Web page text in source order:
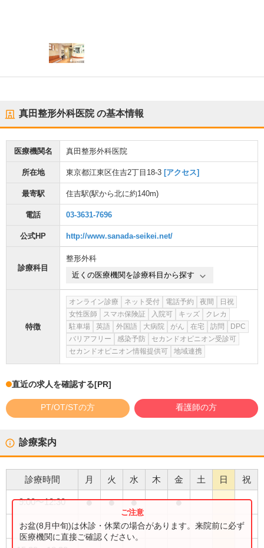
真田整形外科医院の基本情報
医療機関名 真田整形外科医院
所在地 東京都江東区住吉2丁目18-3 [アクセス]
最寄駅 住吉駅(駅から北に約140m)
電話 03-3631-7696
公式HP http://www.sanada-seikei.net/
診療科目
整形外科
近くの医療機関を診療科目から探す
特徴
オンライン診療 ネット受付 電話予約 夜間
日祝
女性医師
スマホ保険証 入院可 キッズ
クレカ
駐車場
英語 外国語 大病院 がん 在宅 訪問
DPC
バリアフリー
感染予防
セカンドオピニオン受診可
セカンドオピニオン情報提供可
地域連携
直近の求人を確認する[PR]
PT/OT/STの方 看護師の方
診療案内
診療時間 月 火 水 木 金 土 日 祝
9:00〜12:30 ● ● ● ●
9:00〜13:00 ●
お盆(8月中旬)は休診・休業の場合があります。来院前に必ず
医療機関に直接ご確認ください。